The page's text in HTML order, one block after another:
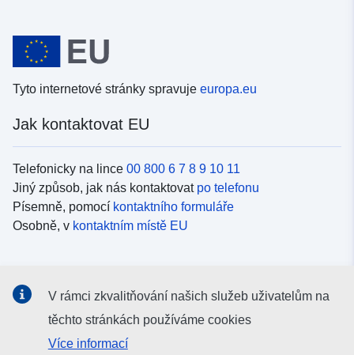
Tyto internetové stránky spravuje europa.eu
Jak kontaktovat EU
Telefonicky na lince 00 800 6 7 8 9 10 11
Jiný způsob, jak nás kontaktovat po telefonu
Písemně, pomocí kontaktního formuláře
Osobně, v kontaktním místě EU
Vyhledávání informačních kanálů EU vsociálních médiích
V rámci zkvalitňování našich služeb uživatelům na
těchto stránkách používáme cookies
Více informací